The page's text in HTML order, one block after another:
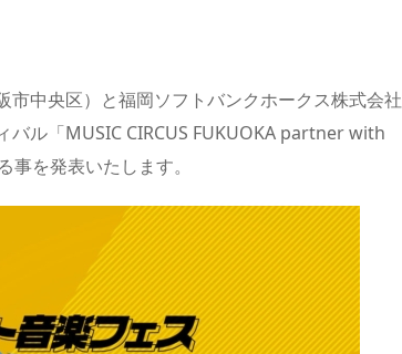
中央区）と福岡ソフトバンクホークス株式会社
バル「MUSIC CIRCUS FUKUOKA partner with
を発表いたします。